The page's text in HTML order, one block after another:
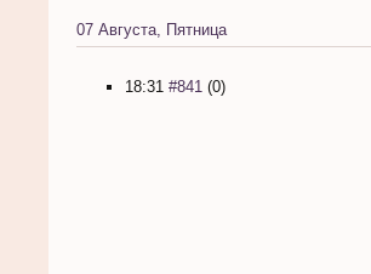
07 Августа, Пятница
18:31 #841 (0)